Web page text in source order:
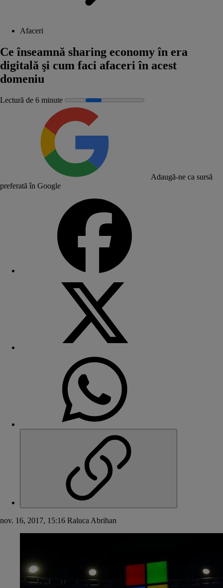
Afaceri
Ce înseamnă sharing economy în era
digitală şi cum faci afaceri în acest
domeniu
Lectură de 6 minute
Adaugă-ne ca sursă
preferată în Google
nov. 16, 2017, 15:16 Raluca Abrihan